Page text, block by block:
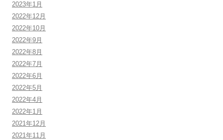
2023年1月
2022年12月
2022年10月
2022年9月
2022年8月
2022年7月
2022年6月
2022年5月
2022年4月
2022年1月
2021年12月
2021年11月